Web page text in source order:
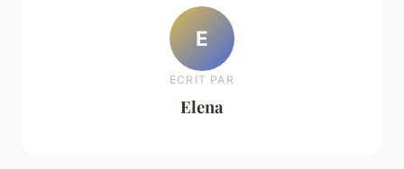
E
ECRIT PAR
Elena